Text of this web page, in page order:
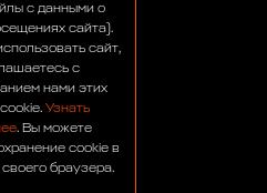
с данными о
сайта).
сайт,
с
нами этих
Узнать
. Вы можете
cookie в
браузера.